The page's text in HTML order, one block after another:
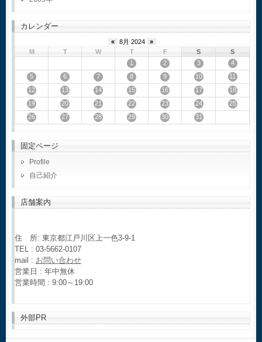
カレンダー
« 8月 2024
»
M
T W T F S
S
1
2 3
4
5
6 7 8 9 10
11
12
13 14 15 16 17
18
19
20 21 22 23 24
25
26
27 28 29 30 31
固定ページ
Profile
自己紹介
店舗案内
住 所: 東京都江戸川区上一色3-9-1
TEL : 03-5662-0107
mail : お問い合わせ
営業日 : 年中無休
営業時間 : 9:00～19:00
外部PR